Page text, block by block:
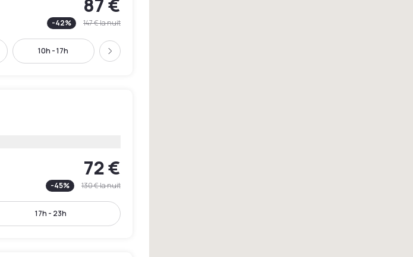
87 €
-42% 147 €la nuit
10h - 17h Suivant
72 €
-45% 130 €la nuit
17h - 23h